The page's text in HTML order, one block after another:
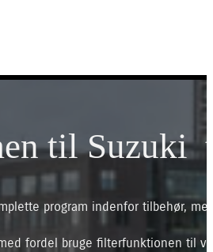
til Suzuki
program indenfor tilbehør,
fordel bruge filterfunktionen til